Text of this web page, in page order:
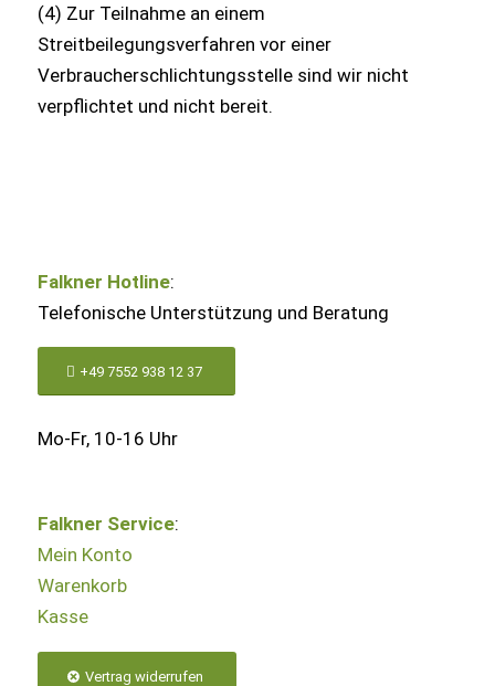
(4) Zur Teilnahme an einem
Streitbeilegungsverfahren vor einer
Verbraucherschlichtungsstelle sind wir nicht
verpflichtet und nicht bereit.
Falkner Hotline:
Telefonische Unterstützung und Beratung
+49 7552 938 12 37
Mo-Fr, 10-16 Uhr
Falkner Service:
Mein Konto
Warenkorb
Kasse
Vertrag widerrufen